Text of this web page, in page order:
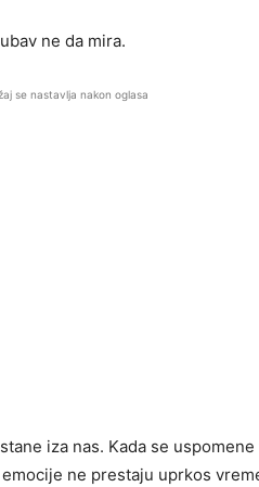
ne da mira.
se nastavlja nakon oglasa
iza nas. Kada se
ne prestaju uprkos